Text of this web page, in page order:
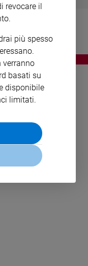
LEGALI
revocare il
più spesso
verranno
basati su
disponibile
limitati.